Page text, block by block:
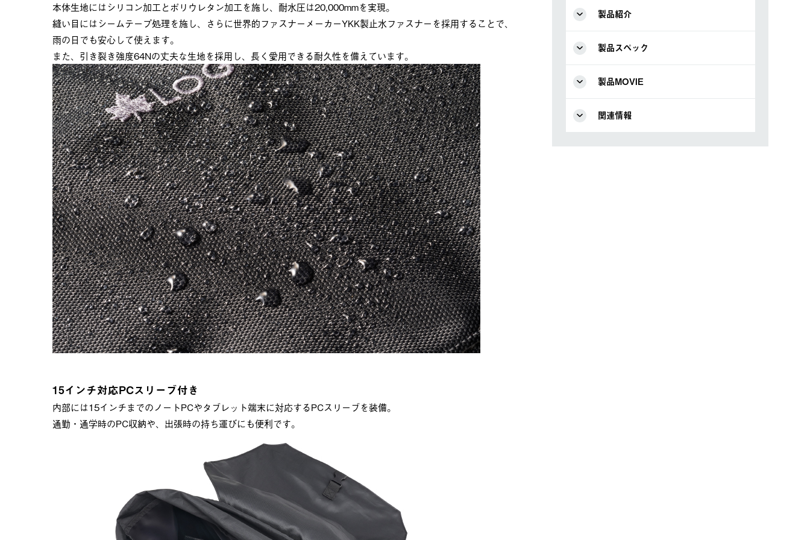
本体生地にはシリコン加工とポリウレタン加工を施し、耐水圧は20,000mmを実現。
縫い目にはシームテープ処理を施し、さらに世界的ファスナーメーカーYKK製止水ファスナーを採用することで、
雨の日でも安心して使えます。
また、引き裂き強度64Nの丈夫な生地を採用し、長く愛用できる耐久性を備えています。
15インチ対応PCスリーブ付き
内部には15インチまでのノートPCやタブレット端末に対応するPCスリーブを装備。
通勤・通学時のPC収納や、出張時の持ち運びにも便利です。
製品紹介
製品スペック
製品MOVIE
関連情報